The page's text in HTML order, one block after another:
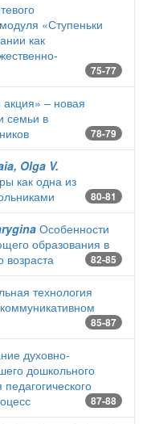
«Ступеньки
как
75-77
– новая
семьи в
78-79
Olga V.
как одна из
80-81
Особенности
образования в
возраста
82-85
технология
85-87
духовно-
дошкольного
87-88